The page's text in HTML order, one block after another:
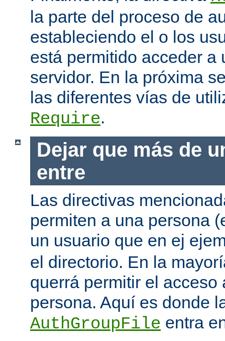
la parte del proceso de
estableciendo el o los
está permitido acceder a
servidor. En la próxima
las diferentes vías de
Require.
Dejar que más de
entre
Las directivas
permiten a una persona
un usuario que en ej
el directorio. En la
querrá permitir el acceso
persona. Aquí es donde
AuthGroupFile entra